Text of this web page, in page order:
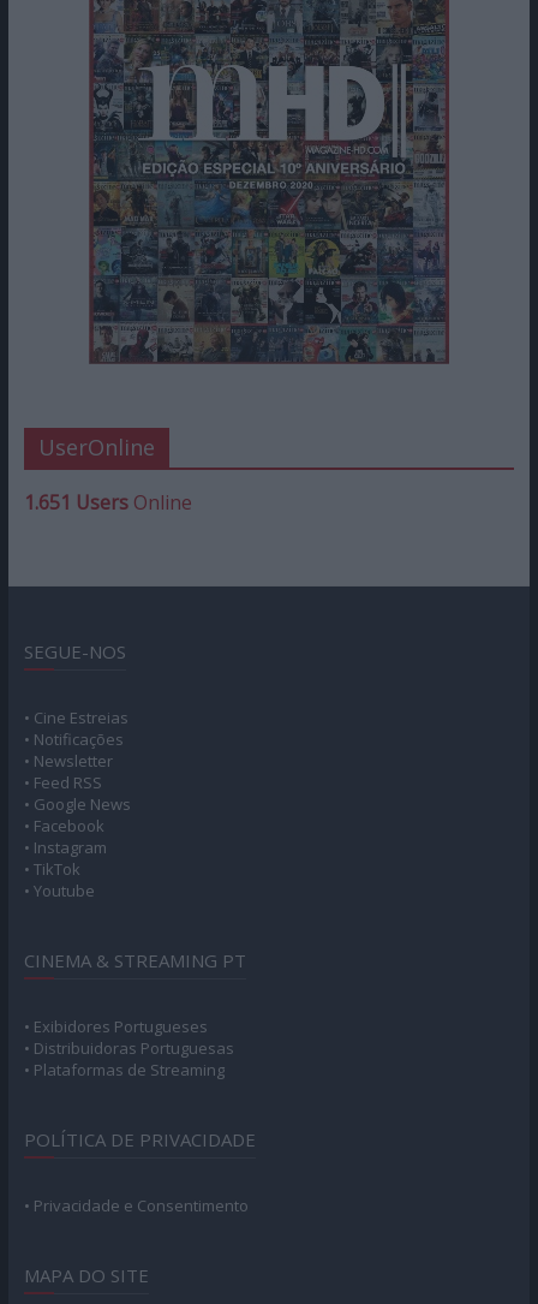
UserOnline
1.651 UsersOnline
SEGUE-NOS
• Cine Estreias
• Notificações
• Newsletter
• Feed RSS
• Google News
• Facebook
• Instagram
• TikTok
• Youtube
CINEMA & STREAMING PT
• Exibidores Portugueses
• Distribuidoras Portuguesas
• Plataformas de Streaming
POLÍTICA DE PRIVACIDADE
• Privacidade e Consentimento
MAPA DO SITE